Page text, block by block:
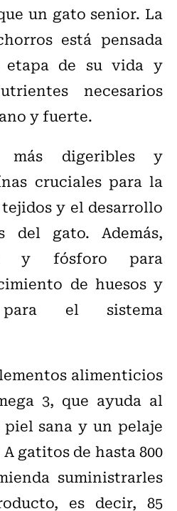
un gato senior. La
está pensada
etapa de su vida y
necesarios
y fuerte.
más digeribles y
cruciales para la
y el desarrollo
del gato. Además,
y fósforo para
de huesos y
para el sistema
alimenticios
3, que ayuda al
sana y un pelaje
gatitos de hasta 800
suministrarles
es decir, 85